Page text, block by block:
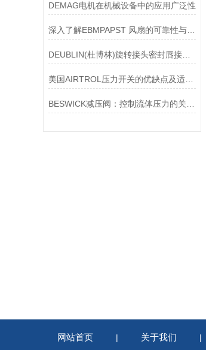
DEMAG电机在机械设备中的应用广泛性
深入了解EBMPAPST 风扇的可靠性与耐用性
DEUBLIN(杜博林)旋转接头密封唇接觖宽度和负载
美国AIRTROL压力开关的优缺点及适用范围讲解
网站首页 | 关于我们 |